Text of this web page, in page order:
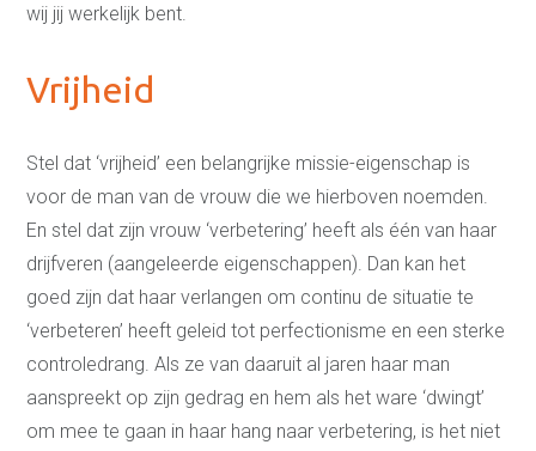
Interne communicatie
verbeteren
Het Creatieproces
relatie
Teambuilding in Alkmaar
en omgeving
Assertiviteit of
vriendelijk nee zeggen
Stress te lijf
Communicatie
Communicatieadvies
Teksten
wij jij werkelijk bent.
Vrijheid
Stel dat ‘vrijheid’ een belangrijke missie-eigenschap is
voor de man van de vrouw die we hierboven noemden.
En stel dat zijn vrouw ‘verbetering’ heeft als één van haar
drijfveren (aangeleerde eigenschappen). Dan kan het
goed zijn dat haar verlangen om continu de situatie te
‘verbeteren’ heeft geleid tot perfectionisme en een sterke
controledrang. Als ze van daaruit al jaren haar man
aanspreekt op zijn gedrag en hem als het ware ‘dwingt’
om mee te gaan in haar hang naar verbetering, is het niet